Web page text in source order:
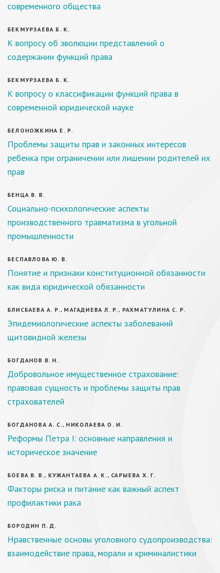
современного общества
БЕКМУРЗАЕВА Б. К.
К вопросу об эволюции представлений о
содержании функций права
БЕКМУРЗАЕВА Б. К.
К вопросу о классификации функций права в
современной юридической науке
БЕЛОНОЖКИНА Е. Р.
Проблемы защиты прав и законных интересов
ребенка при ограничении или лишении родителей их
прав
БЕНЦА В. В.
Социально-психологические аспекты
производственного травматизма в угольной
промышленности
БЕСПАВЛОВА Ю. В.
Понятие и признаки конституционной обязанности
как вида юридической обязанности
БЛИСБАЕВА А. Р., МАГАДИЕВА Л. Р., РАХМАТУЛИНА С. Р.
Эпидемиологические аспекты заболеваний
щитовидной железы
БОГДАНОВ В. Н.
Добровольное имущественное страхование:
правовая сущность и проблемы защиты прав
страхователей
БОГДАНОВА А. С., НИКОЛАЕВА О. И.
Реформы Петра I: основные направления и
историческое значение
БОЕВА В. В., КУЖАНТАЕВА А. К., САРЫЕВА Х. Г.
Факторы риска и питание как важный аспект
профилактики рака
БОРОДИН П. Д.
Нравственные основы уголовного судопроизводства:
взаимодействие права, морали и криминалистики